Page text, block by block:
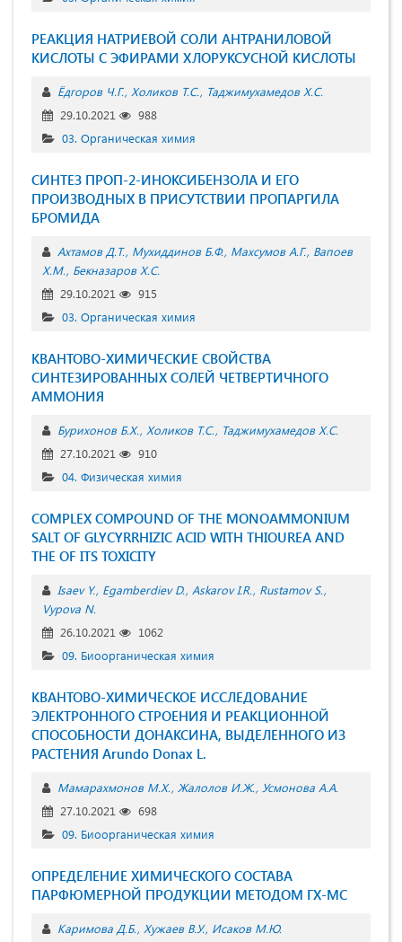
РЕАКЦИЯ НАТРИЕВОЙ СОЛИ АНТРАНИЛОВОЙ
КИСЛОТЫ С ЭФИРАМИ ХЛОРУКСУСНОЙ КИСЛОТЫ
Ёдгоров Ч.Г. Холиков Т.С.
Таджимухамедов Х.С.
29.10.2021
988
03. Органическая химия
СИНТЕЗ ПРОП-2-ИНОКСИБЕНЗОЛА И ЕГО
ПРОИЗВОДНЫХ В ПРИСУТСТВИИ ПРОПАРГИЛА
БРОМИДА
Ахтамов Д.Т. Мухиддинов Б.Ф. Махсумов А.Г. Вапоев
Х.М. Бекназаров Х.С.
29.10.2021
915
03. Органическая химия
КВАНТОВО-ХИМИЧЕСКИЕ СВОЙСТВА
СИНТЕЗИРОВАННЫХ СОЛЕЙ ЧЕТВЕРТИЧНОГО
АММОНИЯ
Бурихонов Б.Х. Холиков Т.С.
Таджимухамедов Х.С.
27.10.2021
910
04. Физическая химия
COMPLEX COMPOUND OF THE MONOAMMONIUM
SALT OF GLYCYRRHIZIC ACID WITH THIOUREA AND
THE OF ITS TOXICITY
Isaev Y. Egamberdiev D. Askarov I.R. Rustamov S.
Vypova N.
26.10.2021
1062
09. Биоорганическая химия
КВАНТОВО-ХИМИЧЕСКОЕ ИССЛЕДОВАНИЕ
ЭЛЕКТРОННОГО СТРОЕНИЯ И РЕАКЦИОННОЙ
СПОСОБНОСТИ ДОНАКСИНА, ВЫДЕЛЕННОГО ИЗ
РАСТЕНИЯ Arundo Donax L.
Мамарахмонов М.Х. Жалолов И.Ж.
Усмонова А.А.
27.10.2021
698
09. Биоорганическая химия
ОПРЕДЕЛЕНИЕ ХИМИЧЕСКОГО СОСТАВА
ПАРФЮМЕРНОЙ ПРОДУКЦИИ МЕТОДОМ ГХ-МС
Каримова Д.Б. Хужаев В.У. Исаков М.Ю.